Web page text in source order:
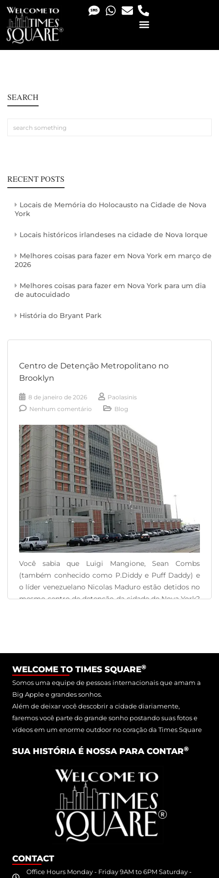
SEARCH
RECENT POSTS
Locais de Memória do Holocausto na Cidade de Nova
York
Locais históricos irlandeses na cidade de Nova Iorque
Melhores coisas para fazer em Nova York em março de
2026
Melhores coisas para fazer em Nova York para um dia
de autocuidado
História do Bryant Park
Centro de Detenção Metropolitano no
Brooklyn
8 de janeiro de 2026
Paolasinis
Nenhum comentário
Blog
Você sabia que Luigi Mangione, Sean Combs
(também conhecido como P.Diddy e Puff Daddy) e
o líder venezuelano Nicolas Maduro estão detidos no
mesmo centro de detenção da cidade de Nova York?
READ MORE
WELCOME TO TIMES SQUARE®
Somos uma equipe de pessoas internacionais que amam a
Big Apple e grandes sonhos.
Além de deixar você descobrir a cidade diariamente,
faremos você parte do grande sonho postando suas fotos e
vídeos em um enorme outdoor no coração da Times Square
SUA HISTÓRIA É NOSSA PARA CONTAR®
CONTACT
Office Hours Monday - Friday 9AM to 6PM Saturday -